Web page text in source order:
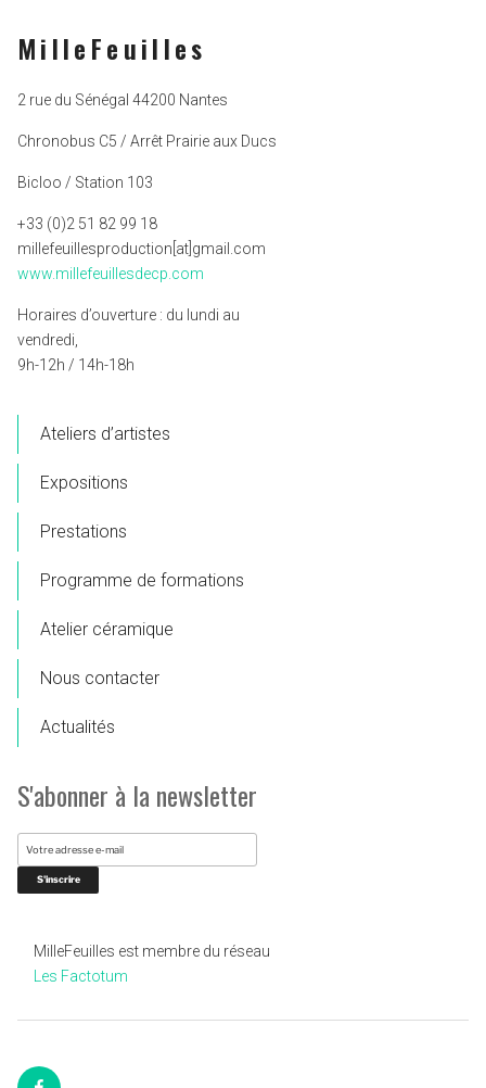
MilleFeuilles
2 rue du Sénégal 44200 Nantes
Chronobus C5 / Arrêt Prairie aux Ducs
Bicloo / Station 103
+33 (0)2 51 82 99 18
millefeuillesproduction[at]gmail.com
www.millefeuillesdecp.com
Horaires d’ouverture : du lundi au
vendredi,
9h-12h / 14h-18h
Ateliers d’artistes
Expositions
Prestations
Programme de formations
Atelier céramique
Nous contacter
Actualités
S'abonner à la newsletter
MilleFeuilles est membre du réseau
Les Factotum
Facebook